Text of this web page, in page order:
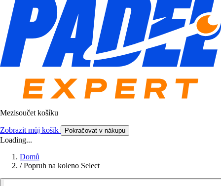
Mezisoučet košíku
Zobrazit můj košík Pokračovat v nákupu
Loading...
Domů
/ Popruh na koleno Select